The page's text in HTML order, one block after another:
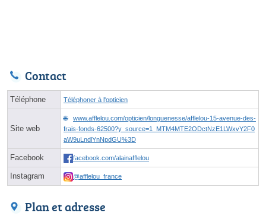
Contact
Téléphone Téléphoner à l'opticien
Site web
www.afflelou.com/opticien/longuenesse/afflelou-15-avenue-des-
frais-fonds-62500?y_source=1_MTM4MTE2ODctNzE1LWxvY2F0
aW9uLndlYnNpdGU%3D
Facebook facebook.com/alainafflelou
Instagram @afflelou_france
Plan et adresse